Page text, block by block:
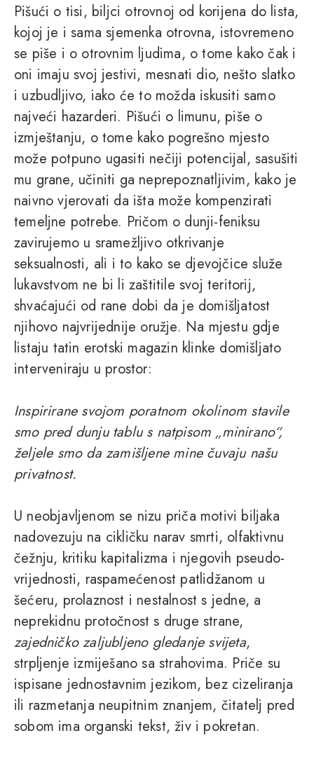
Pišući o tisi, biljci otrovnoj od korijena do lista,
kojoj je i sama sjemenka otrovna, istovremeno
se piše i o otrovnim ljudima, o tome kako čak i
oni imaju svoj jestivi, mesnati dio, nešto slatko
i uzbudljivo, iako će to možda iskusiti samo
najveći hazarderi. Pišući o limunu, piše o
izmještanju, o tome kako pogrešno mjesto
može potpuno ugasiti nečiji potencijal, sasušiti
mu grane, učiniti ga neprepoznatljivim, kako je
naivno vjerovati da išta može kompenzirati
temeljne potrebe. Pričom o dunji-feniksu
zavirujemo u sramežljivo otkrivanje
seksualnosti, ali i to kako se djevojčice služe
lukavstvom ne bi li zaštitile svoj teritorij,
shvaćajući od rane dobi da je domišljatost
njihovo najvrijednije oružje. Na mjestu gdje
listaju tatin erotski magazin klinke domišljato
interveniraju u prostor:
Inspirirane svojom poratnom okolinom stavile
smo pred dunju tablu s natpisom „minirano“,
željele smo da zamišljene mine čuvaju našu
privatnost.
U neobjavljenom se nizu priča motivi biljaka
nadovezuju na cikličku narav smrti, olfaktivnu
čežnju, kritiku kapitalizma i njegovih pseudo-
vrijednosti, raspamećenost patlidžanom u
šećeru, prolaznost i nestalnost s jedne, a
neprekidnu protočnost s druge strane,
zajedničko zaljubljeno gledanje svijeta,
strpljenje izmiješano sa strahovima. Priče su
ispisane jednostavnim jezikom, bez cizeliranja
ili razmetanja neupitnim znanjem, čitatelj pred
sobom ima organski tekst, živ i pokretan.